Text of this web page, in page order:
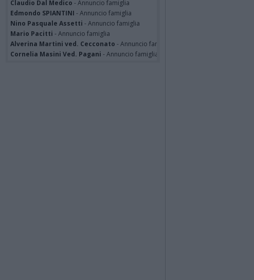
Claudio Dal Medico - Annuncio famiglia
Edmondo SPIANTINI - Annuncio famiglia
Nino Pasquale Assetti - Annuncio famiglia
Mario Pacitti - Annuncio famiglia
Alverina Martini ved. Cecconato - Annuncio famiglia
Cornelia Masini Ved. Pagani - Annuncio famiglia